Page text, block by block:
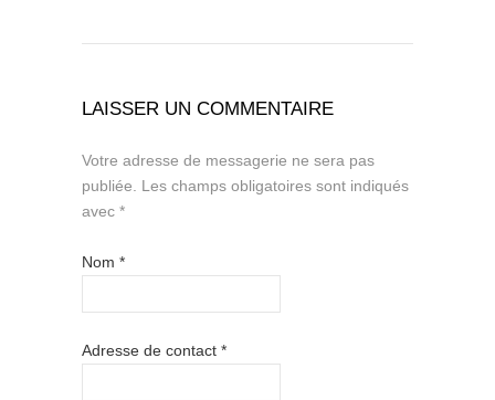
LAISSER UN COMMENTAIRE
Votre adresse de messagerie ne sera pas
publiée. Les champs obligatoires sont indiqués
avec *
Nom *
Adresse de contact *